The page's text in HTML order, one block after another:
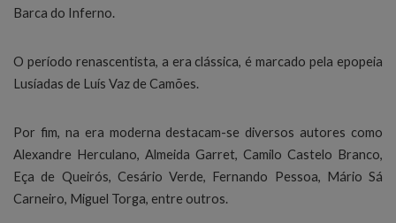
Barca do Inferno.
O período renascentista, a era clássica, é marcado pela epopeia
Lusíadas de Luís Vaz de Camões.
Por fim, na era moderna destacam-se diversos autores como
Alexandre Herculano, Almeida Garret, Camilo Castelo Branco,
Eça de Queirós, Cesário Verde, Fernando Pessoa, Mário Sá
Carneiro, Miguel Torga, entre outros.